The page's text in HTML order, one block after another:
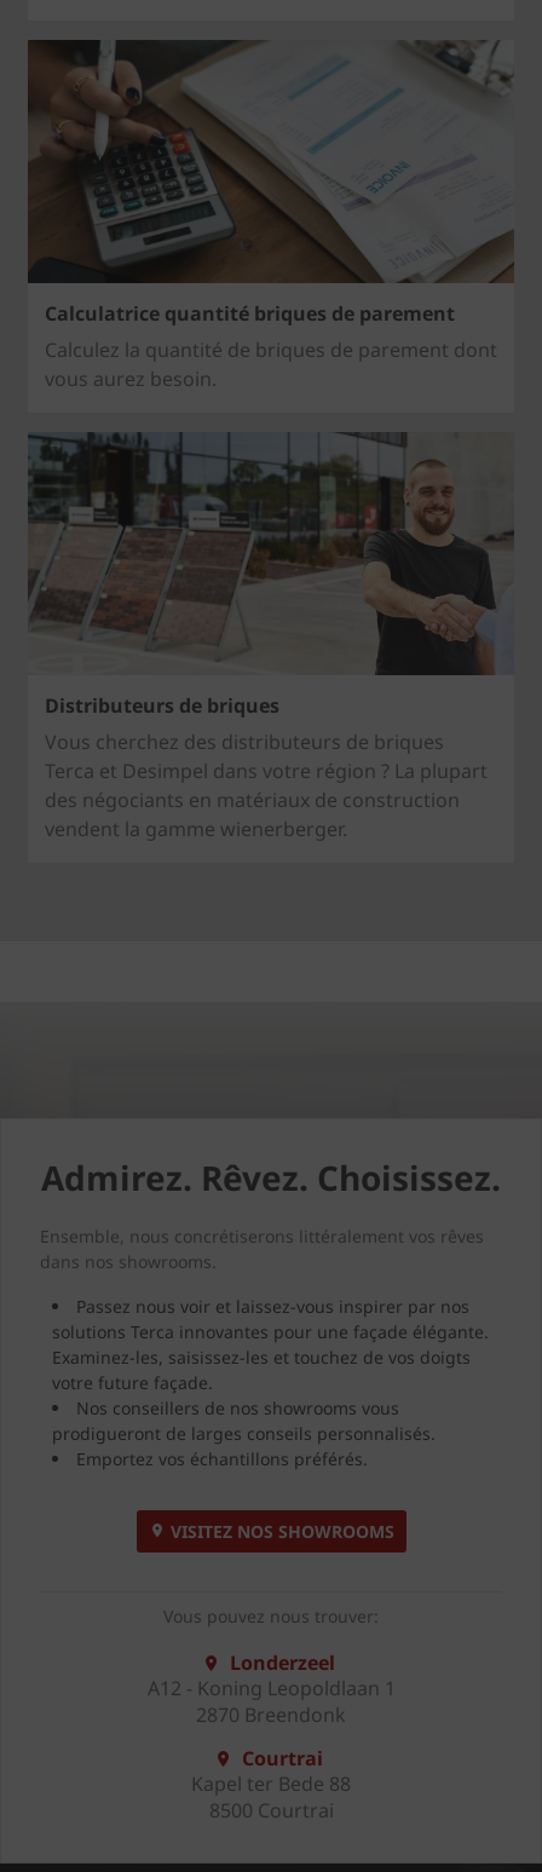
Calculatrice quantité briques de parement
Calculez la quantité de briques de parement dont
vous aurez besoin.
Distributeurs de briques
Vous cherchez des distributeurs de briques
Terca et Desimpel dans votre région ? La plupart
des négociants en matériaux de construction
vendent la gamme wienerberger.
Admirez. Rêvez. Choisissez.
Ensemble, nous concrétiserons littéralement vos rêves
dans nos showrooms.
Passez nous voir et laissez-vous inspirer par nos
solutions Terca innovantes pour une façade élégante.
Examinez-les, saisissez-les et touchez de vos doigts
votre future façade.
Nos conseillers de nos showrooms vous
prodigueront de larges conseils personnalisés.
Emportez vos échantillons préférés.
VISITEZ NOS SHOWROOMS
Vous pouvez nous trouver:
Londerzeel
A12 - Koning Leopoldlaan 1
2870 Breendonk
Courtrai
Kapel ter Bede 88
8500 Courtrai